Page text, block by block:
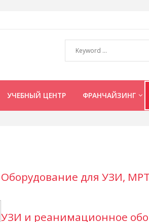
УЧЕБНЫЙ ЦЕНТР ФРАНЧАЙЗИНГ
Оборудование для УЗИ,
УЗИ и реанимационное